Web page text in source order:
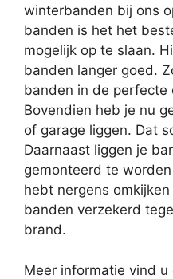
winterbanden bij ons
banden is het het
mogelijk op te slaan.
banden langer goed.
banden in de perfecte
Bovendien heb je nu
of garage liggen. Dat
Daarnaast liggen je
gemonteerd te
hebt nergens
banden verzekerd
brand.
Meer informatie vind